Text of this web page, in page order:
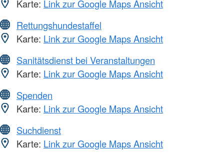
Karte: Link zur Google Maps Ansicht
Rettungshundestaffel
Karte: Link zur Google Maps Ansicht
Sanitätsdienst bei Veranstaltungen
Karte: Link zur Google Maps Ansicht
Spenden
Karte: Link zur Google Maps Ansicht
Suchdienst
Karte: Link zur Google Maps Ansicht